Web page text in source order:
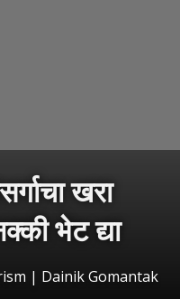
खरा
भेट द्या
| Dainik Gomantak